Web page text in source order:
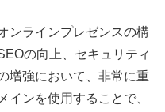
ンラインプレゼンスの構
の向上、セキュリティ
増強において、非常に重
インを使用することで、